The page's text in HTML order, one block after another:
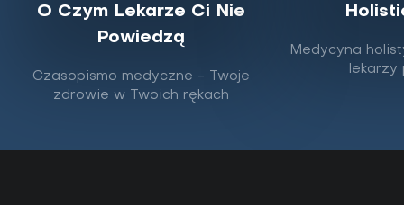
suplementować?
O Czym Lekarze Ci Nie
Powiedzą
Czasopismo medyczne - Twoje
zdrowie w Twoich rękach
Medycyna
lekarzy